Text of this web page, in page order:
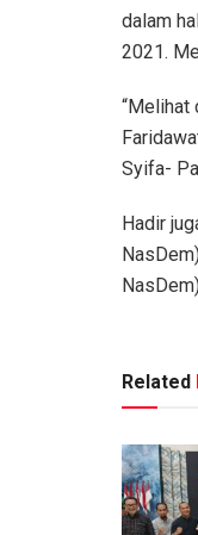
dalam
2021.
“Melihat
Syifa-
Hadir
Related